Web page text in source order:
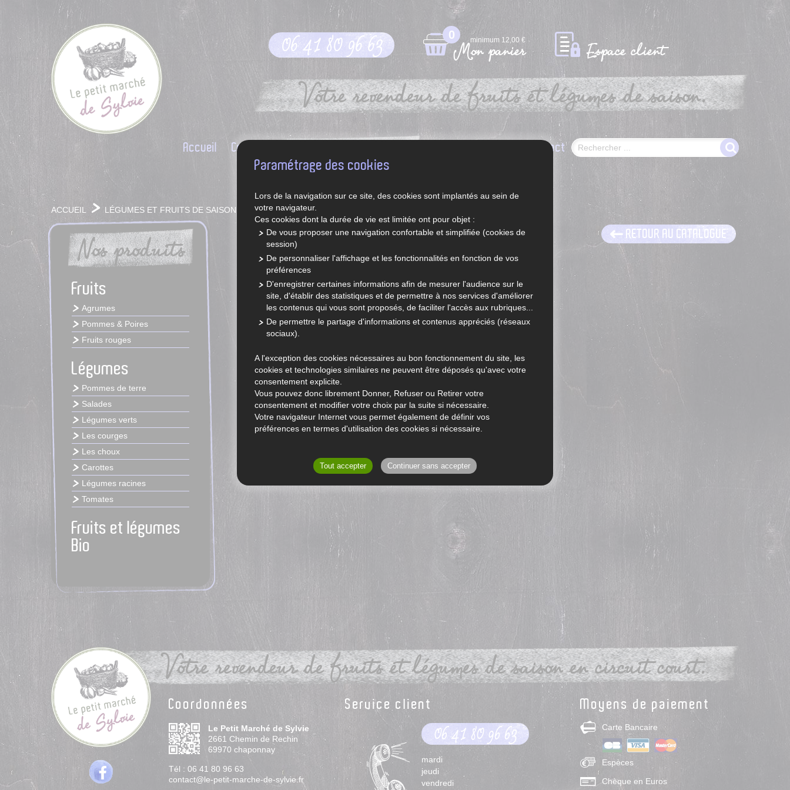
06 41 80 96 63
0 minimum 12,00 €
Mon panier Espace client
Votre revendeur de fruits et légumes de saison.
Accueil Concept Contact
ACCUEIL LÉGUMES ET FRUITS DE SAISON
Nos produits
Fruits
Agrumes
Pommes & Poires
Fruits rouges
Légumes
Pommes de terre
Salades
Légumes verts
Les courges
Les choux
Carottes
Légumes racines
Tomates
Fruits et légumes
Bio
RETOUR AU CATALOGUE
Votre revendeur de fruits et légumes de saison en circuit court.
Coordonnées
Le Petit Marché de Sylvie
2661 Chemin de Rechin
69970 chaponnay
Tél : 06 41 80 96 63
contact@le-petit-marche-de-sylvie.fr
Service client
06 41 80 96 63
mardi
jeudi
vendredi
Moyens de paiement
Carte Bancaire
Espèces
Chèque en Euros
Paramétrage des cookies
Lors de la navigation sur ce site, des cookies sont implantés au sein de
votre navigateur.
Ces cookies dont la durée de vie est limitée ont pour objet :
De vous proposer une navigation confortable et simplifiée (cookies de
session)
De personnaliser l'affichage et les fonctionnalités en fonction de vos
préférences
D'enregistrer certaines informations afin de mesurer l'audience sur le
site, d'établir des statistiques et de permettre à nos services d'améliorer
les contenus qui vous sont proposés, de faciliter l'accès aux rubriques...
De permettre le partage d'informations et contenus appréciés (réseaux
sociaux).
A l'exception des cookies nécessaires au bon fonctionnement du site, les
cookies et technologies similaires ne peuvent être déposés qu'avec votre
consentement explicite.
Vous pouvez donc librement Donner, Refuser ou Retirer votre
consentement et modifier votre choix par la suite si nécessaire.
Votre navigateur Internet vous permet également de définir vos
préférences en termes d'utilisation des cookies si nécessaire.
Tout accepter Continuer sans accepter